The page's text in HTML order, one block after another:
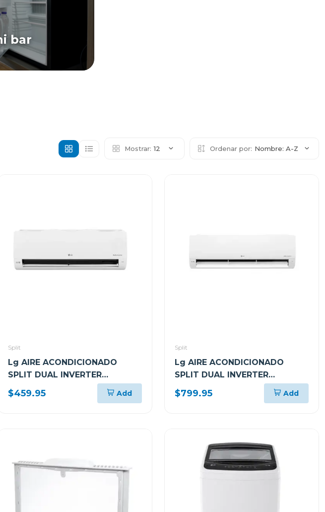
bar
Mostrar: 12 Ordenar por: Nombre: A-Z
Split
Lg AIRE ACONDICIONADO
SPLIT DUAL INVERTER
12000BTU KW MANAGER
THINQ VM122C
$459.95 Add
Split
Lg AIRE ACONDICIONADO
SPLIT DUAL INVERTER
24000BTU KW MANAGER
THINQ VM242C
$799.95 Add